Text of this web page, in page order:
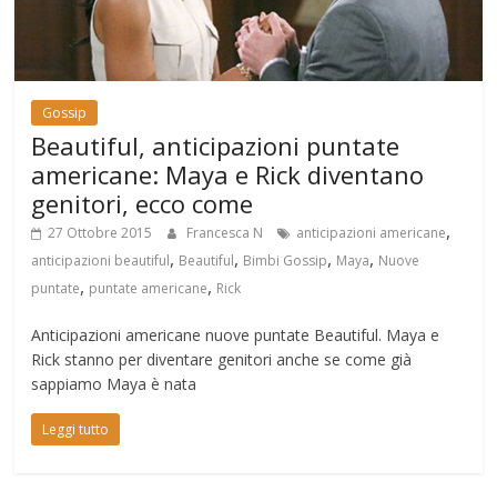
Gossip
Beautiful, anticipazioni puntate
americane: Maya e Rick diventano
genitori, ecco come
27 Ottobre 2015 Francesca N anticipazioni americane,
anticipazioni beautiful, Beautiful, Bimbi Gossip, Maya, Nuove
puntate, puntate americane, Rick
Anticipazioni americane nuove puntate Beautiful. Maya e
Rick stanno per diventare genitori anche se come già
sappiamo Maya è nata
Leggi tutto